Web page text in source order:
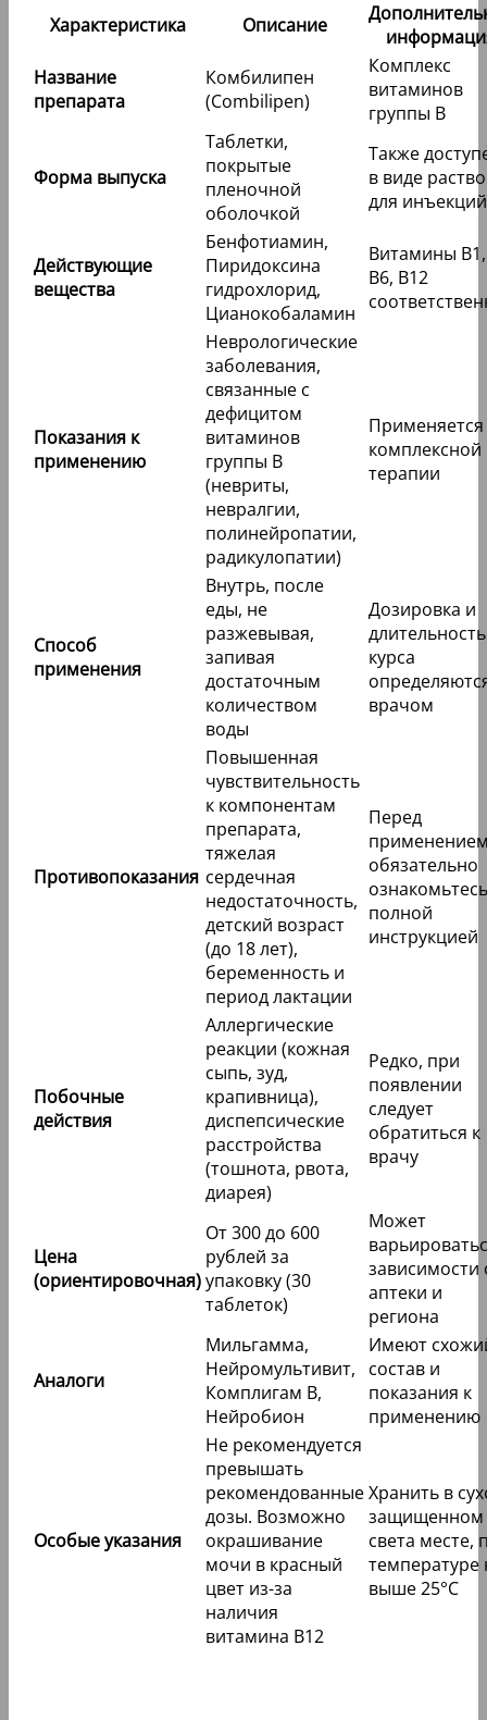
Характеристика Описание
Название
препарата
Комбилипен
(Combilipen)
Комплекс
витаминов
группы B
Форма выпуска
Таблетки,
покрытые
пленочной
оболочкой
Также
в виде
для инъекций
Действующие
вещества
Бенфотиамин,
Пиридоксина
гидрохлорид,
Цианокобаламин
Витамины B1,
B6, B12
Показания к
применению
Неврологические
заболевания,
связанные с
дефицитом
витаминов
группы B
(невриты,
невралгии,
полинейропатии,
радикулопатии)
Применяется
комплексной
терапии
Способ
применения
Внутрь, после
еды, не
разжевывая,
запивая
достаточным
количеством
воды
Дозировка и
длительность
курса
врачом
Противопоказания
Повышенная
чувствительность
к компонентам
препарата,
тяжелая
сердечная
недостаточность,
детский возраст
(до 18 лет),
беременность и
период лактации
Перед
обязательно
полной
инструкцией
Побочные
действия
Аллергические
реакции (кожная
сыпь, зуд,
крапивница),
диспепсические
расстройства
(тошнота, рвота,
диарея)
Редко, при
появлении
следует
обратиться к
врачу
Цена
(ориентировочная)
От 300 до 600
рублей за
упаковку (30
таблеток)
Может
зависимости
аптеки и
региона
Аналоги
Мильгамма,
Нейромультивит,
Комплигам В,
Нейробион
Имеют
состав и
показания к
применению
Особые указания
Не рекомендуется
превышать
рекомендованные
дозы. Возможно
окрашивание
мочи в красный
цвет из-за
наличия
витамина B12
Хранить в
защищенном
света месте,
температуре
выше 25°C